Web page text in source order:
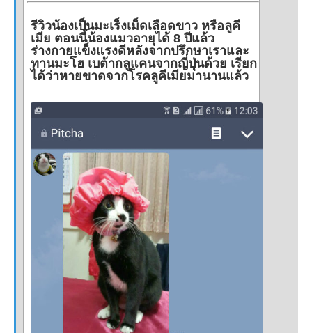
รีวิวน้องเป็นมะเร็งเม็ดเลือดขาว หรือลูคี
เมีย ตอนนี้น้องแมวอายุได้ 8 ปีแล้ว
ร่างกายแข็งแรงดีหลังจากปรึกษาเราและ
ทานมะโฮ เบต้ากลูแคนจากญี่ปุ่นด้วย เรียก
ได้ว่าหายขาดจากโรคลูคีเมียมานานแล้ว